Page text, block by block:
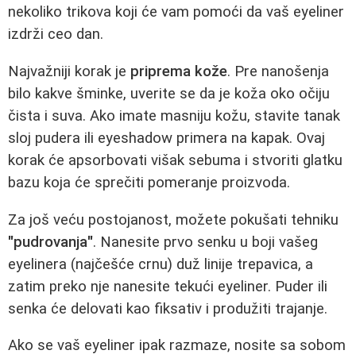
nekoliko trikova koji će vam pomoći da vaš eyeliner
izdrži ceo dan.
Najvažniji korak je priprema kože. Pre nanošenja
bilo kakve šminke, uverite se da je koža oko očiju
čista i suva. Ako imate masniju kožu, stavite tanak
sloj pudera ili eyeshadow primera na kapak. Ovaj
korak će apsorbovati višak sebuma i stvoriti glatku
bazu koja će sprečiti pomeranje proizvoda.
Za još veću postojanost, možete pokušati tehniku
"pudrovanja". Nanesite prvo senku u boji vašeg
eyelinera (najčešće crnu) duž linije trepavica, a
zatim preko nje nanesite tekući eyeliner. Puder ili
senka će delovati kao fiksativ i produžiti trajanje.
Ako se vaš eyeliner ipak razmaze, nosite sa sobom